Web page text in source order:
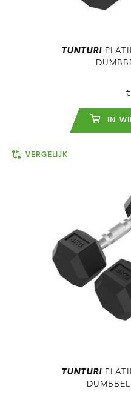
TUNTURI
IN
VERGELIJK
TUNTURI